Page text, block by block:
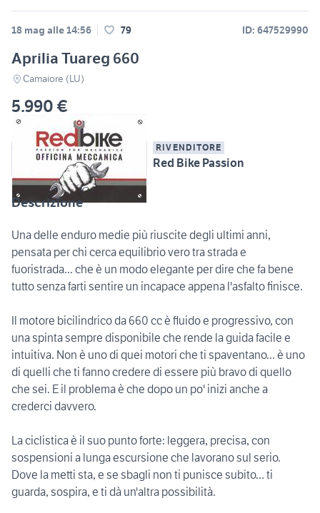
18 mag alle 14:56 79 ID: 647529990
Aprilia Tuareg 660
Camaiore (LU)
5.990 €
RIVENDITORE
Red Bike Passion
Descrizione
Una delle enduro medie più riuscite degli ultimi anni,
pensata per chi cerca equilibrio vero tra strada e
fuoristrada... che è un modo elegante per dire che fa bene
tutto senza farti sentire un incapace appena l'asfalto finisce.
Il motore bicilindrico da 660 cc è fluido e progressivo, con
una spinta sempre disponibile che rende la guida facile e
intuitiva. Non è uno di quei motori che ti spaventano... è uno
di quelli che ti fanno credere di essere più bravo di quello
che sei. E il problema è che dopo un po' inizi anche a
crederci davvero.
La ciclistica è il suo punto forte: leggera, precisa, con
sospensioni a lunga escursione che lavorano sul serio.
Dove la metti sta, e se sbagli non ti punisce subito... ti
guarda, sospira, e ti dà un'altra possibilità.